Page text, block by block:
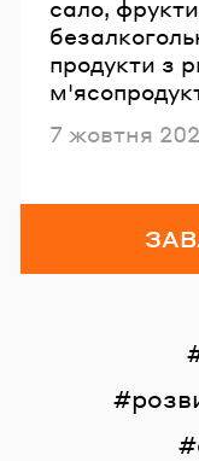
сало,
продукти з
Опубліковано
7 жовтня